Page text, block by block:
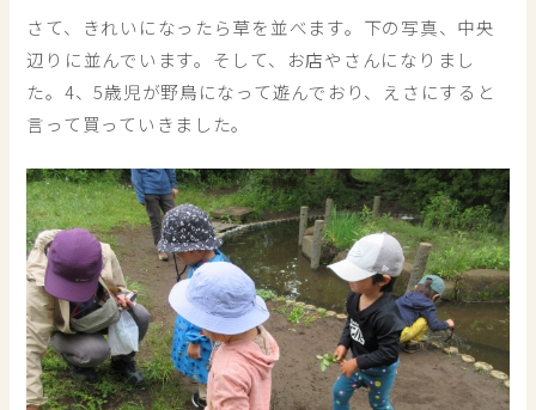
さて、きれいになったら草を並べます。下の写真、中央
辺りに並んでいます。そして、お店やさんになりまし
た。4、5歳児が野鳥になって遊んでおり、えさにすると
言って買っていきました。